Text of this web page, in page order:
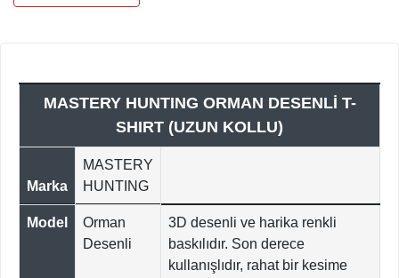
MASTERY HUNTING ORMAN DESENLİ T-
SHIRT (UZUN KOLLU)
Marka
MASTERY
HUNTING
Model
Orman
Desenli
3D desenli ve harika renkli
baskılıdır. Son derece
kullanışlıdır, rahat bir kesime